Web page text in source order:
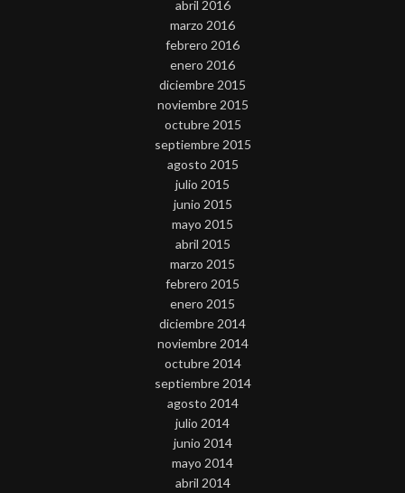
abril 2016
marzo 2016
febrero 2016
enero 2016
diciembre 2015
noviembre 2015
octubre 2015
septiembre 2015
agosto 2015
julio 2015
junio 2015
mayo 2015
abril 2015
marzo 2015
febrero 2015
enero 2015
diciembre 2014
noviembre 2014
octubre 2014
septiembre 2014
agosto 2014
julio 2014
junio 2014
mayo 2014
abril 2014